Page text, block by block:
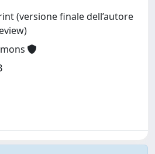
(versione finale dell’autore